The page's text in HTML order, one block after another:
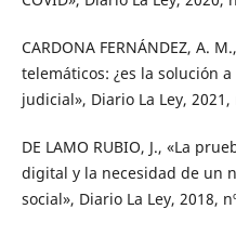
CARDONA FERNÁNDEZ, A.
telemáticos: ¿es la solución
judicial», Diario La Ley, 2021,
DE LAMO RUBIO, J., «La
digital y la necesidad de un
social», Diario La Ley, 2018,